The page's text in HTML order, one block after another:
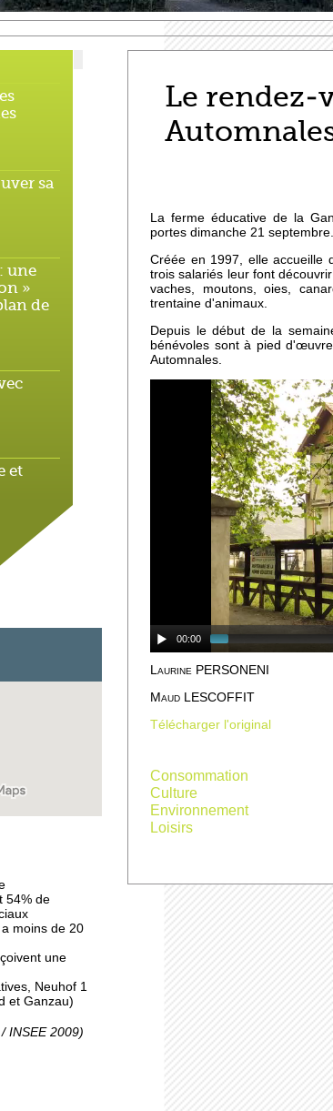
sa
une
»
de
et
un
ce
un pro
54% de
moins de 20
une
Neuhof 1
et Ganzau)
INSEE 2009)
Le rendez-
La ferme éducative de la
portes dimanche 21 septembre.
Créée en 1997, elle accueille
trois salariés leur font
vaches, moutons, oies,
trentaine d'animaux.
Depuis le début de la
bénévoles sont à pied
Automnales.
00:00
Laurine PERSONENI
Maud LESCOFFIT
Télécharger l'original
Consommation
Culture
Environnement
Loisirs